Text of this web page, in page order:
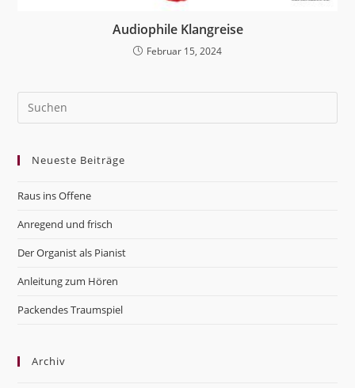
Audiophile Klangreise
Februar 15, 2024
Neueste Beiträge
Raus ins Offene
Anregend und frisch
Der Organist als Pianist
Anleitung zum Hören
Packendes Traumspiel
Archiv